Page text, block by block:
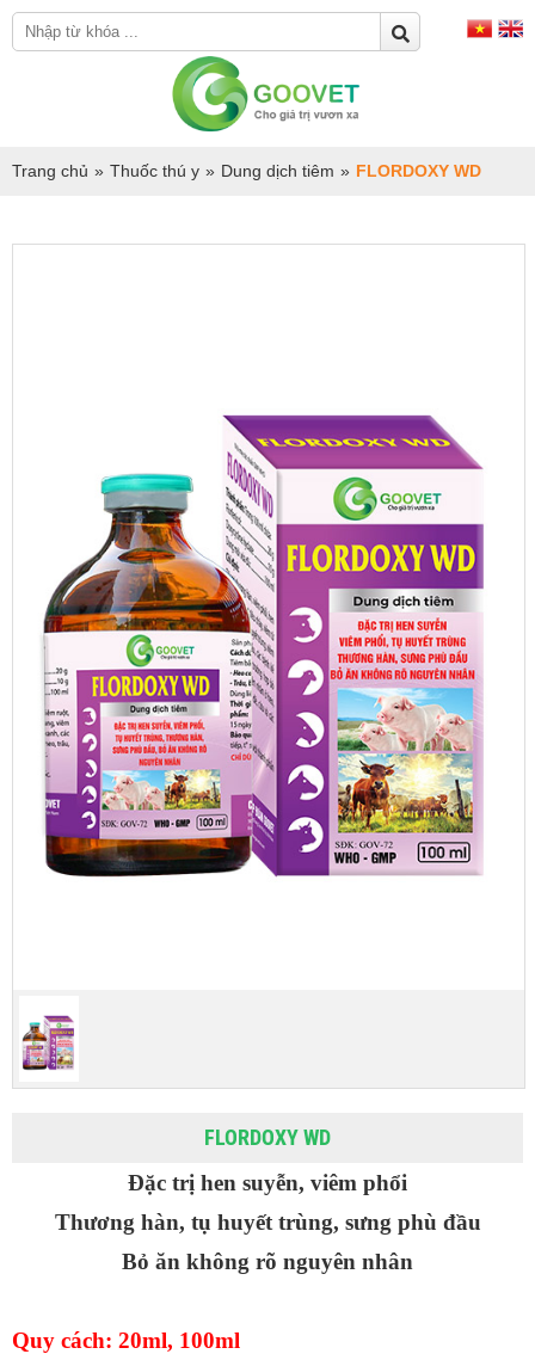
Trang chủ » Thuốc thú y » Dung dịch tiêm » FLORDOXY WD
FLORDOXY WD
Đặc trị hen suyễn, viêm phổi
Thương hàn, tụ huyết trùng, sưng phù đầu
Bỏ ăn không rõ nguyên nhân
Quy cách: 20ml, 100ml